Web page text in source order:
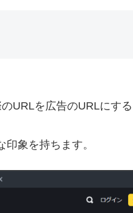
URLを広告のURLにす
象を持ちます。